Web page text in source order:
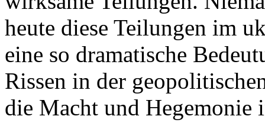
heute diese Teilungen im
eine so dramatische
Rissen in der
die Macht und Hegemonie